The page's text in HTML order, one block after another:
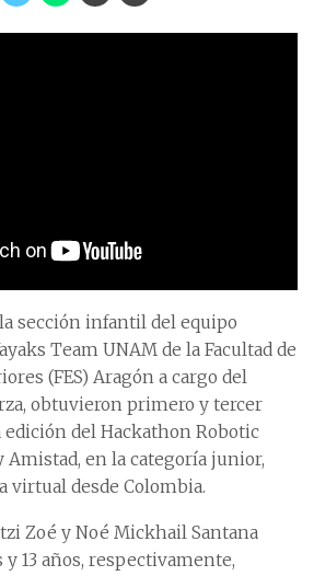
sección infantil del equipo
Team UNAM de la Facultad de
(FES) Aragón a cargo del
obtuvieron primero y tercer
edición del Hackathon Robotic
Amistad, en la categoría junior,
virtual desde Colombia.
Zoé y Noé Mickhail Santana
y 13 años, respectivamente,